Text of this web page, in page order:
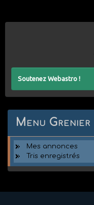
Soutenez Webastro !
Menu Grenier
Mes annonces
Tris enregistrés